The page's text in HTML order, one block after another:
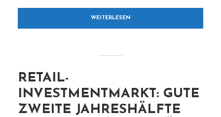
WEITERLESEN
RETAIL-
INVESTMENTMARKT: GUTE
ZWEITE JAHRESHÄLFTE